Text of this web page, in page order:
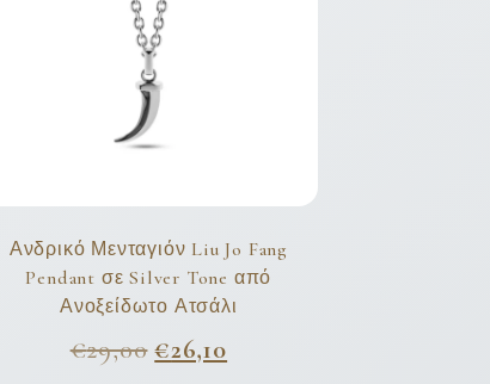
Ανδρικό Μενταγιόν Liu Jo Fang
Pendant σε Silver Tone από
Ανοξείδωτο Ατσάλι
€29,00 €26,10